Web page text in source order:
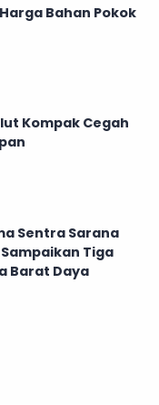
Bahan Pokok
Kompak Cegah
Sentra Sarana
Tiga
Barat Daya